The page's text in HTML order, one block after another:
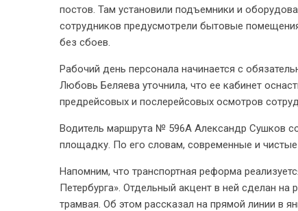
постов. Там установили подъемники и
сотрудников предусмотрели бытовые
без сбоев.
Рабочий день персонала начинается с
Любовь Беляева уточнила, что ее кабинет
предрейсовых и послерейсовых осмотров
Водитель маршрута № 596А Александр Сушков
площадку. По его словам, современные и
Напомним, что транспортная реформа
Петербурга». Отдельный акцент в ней сделан на
трамвая. Об этом рассказал на прямой линии в